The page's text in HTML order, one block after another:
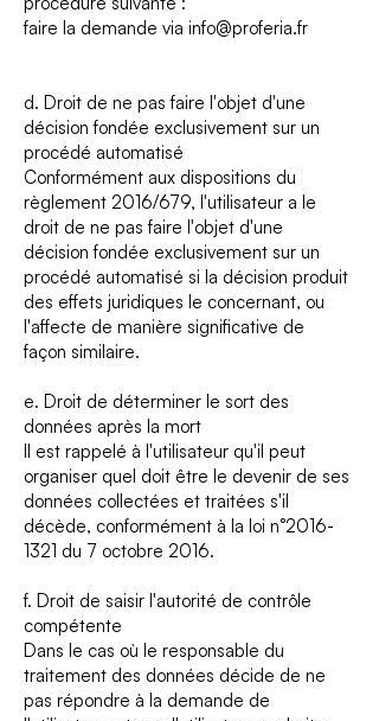
faire la demande via info@proferia.fr
d. Droit de ne pas faire l'objet d'une
décision fondée exclusivement sur un
procédé automatisé
Conformément aux dispositions du
règlement 2016/679, l'utilisateur a le
droit de ne pas faire l'objet d'une
décision fondée exclusivement sur un
procédé automatisé si la décision produit
des effets juridiques le concernant, ou
l'affecte de manière significative de
façon similaire.
e. Droit de déterminer le sort des
données après la mort
Il est rappelé à l'utilisateur qu'il peut
organiser quel doit être le devenir de ses
données collectées et traitées s'il
décède, conformément à la loi n°2016-
1321 du 7 octobre 2016.
f. Droit de saisir l'autorité de contrôle
compétente
Dans le cas où le responsable du
traitement des données décide de ne
pas répondre à la demande de